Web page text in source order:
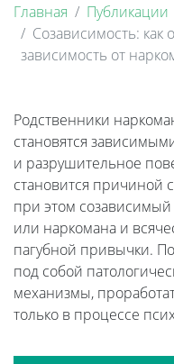
Главная Публикации
Созависимость:
зависимость от
Родственники
становятся
и разрушительное
становится причиной
при этом
или наркомана и
пагубной привычки.
под собой
механизмы,
только в процессе